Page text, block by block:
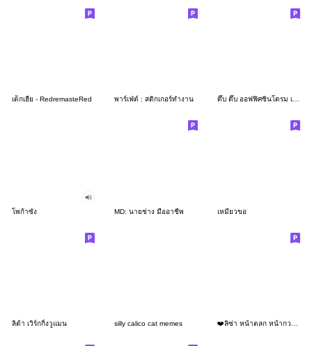
เด็กเฮีย - RedremasteRed พาร์เฟ่ต์ : สติกเกอร์ทำงาน ดึ๊บ ดึ๊บ ออฟฟิศซินโดรม เจ็ด
โพก้าซัง MD: นายช่าง มืออาชีพ เหมียวขอ
ลิต้า เวิร์กกิ้งวูแมน silly calico cat memes